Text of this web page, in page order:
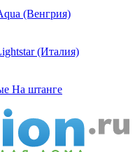
(Венгрия)
(Италия)
На штанге